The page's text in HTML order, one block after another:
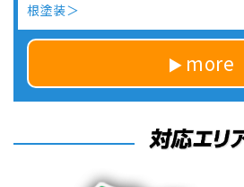
根塗装＞
more